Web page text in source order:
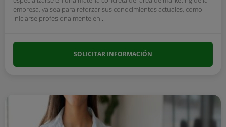
empresa, ya sea para reforzar sus conocimientos actuales, como
iniciarse profesionalmente en...
SOLICITAR INFORMACIÓN